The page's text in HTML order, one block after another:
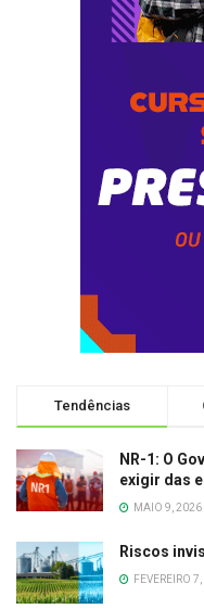
Tendências
NR-1: O
exigir das
MAIO 9, 2026
Riscos
FEVEREIRO